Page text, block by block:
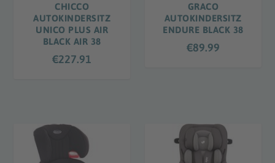
CHICCO
AUTOKINDERSITZ
UNICO PLUS AIR
BLACK AIR 38
€227.91
GRACO
AUTOKINDERSITZ
ENDURE BLACK 38
€89.99